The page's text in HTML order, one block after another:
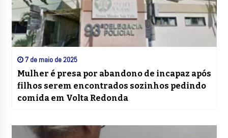
7 de maio de 2025
Mulher é presa por abandono de incapaz após
filhos serem encontrados sozinhos pedindo
comida em Volta Redonda